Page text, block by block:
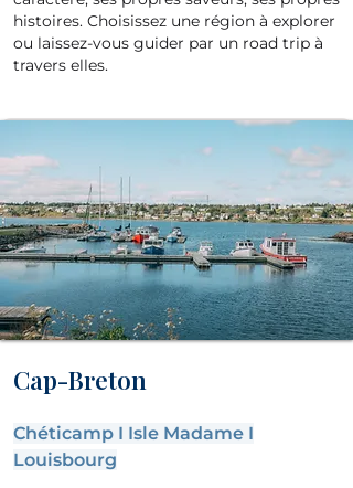
histoires. Choisissez une région à explorer
ou laissez-vous guider par un road trip à
travers elles.
Cap-Breton
Chéticamp I Isle Madame I
Louisbourg